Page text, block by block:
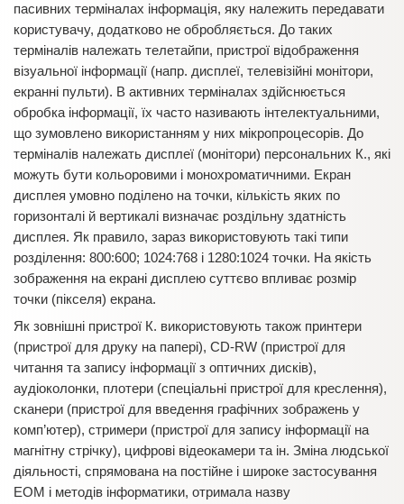
пасивних терміналах інформація, яку належить передавати
користувачу, додатково не обробляється. До таких
терміналів належать телетайпи, пристрої відображення
візуальної інформації (напр. дисплеї, телевізійні монітори,
екранні пульти). В активних терміналах здійснюється
обробка інформації, їх часто називають інтелектуальними,
що зумовлено використанням у них мікропроцесорів. До
терміналів належать дисплеї (монітори) персональних К., які
можуть бути кольоровими і монохроматичними. Екран
дисплея умовно поділено на точки, кількість яких по
горизонталі й вертикалі визначає роздільну здатність
дисплея. Як правило, зараз використовують такі типи
розділення: 800:600; 1024:768 і 1280:1024 точки. На якість
зображення на екрані дисплею суттєво впливає розмір
точки (пікселя) екрана.
Як зовнішні пристрої К. використовують також принтери
(пристрої для друку на папері), CD-RW (пристрої для
читання та запису інформації з оптичних дисків),
аудіоколонки, плотери (спеціальні пристрої для креслення),
сканери (пристрої для введення графічних зображень у
комп’ютер), стримери (пристрої для запису інформації на
магнітну стрічку), цифрові відеокамери та ін. Зміна людської
діяльності, спрямована на постійне і широке застосування
ЕОМ і методів інформатики, отримала назву